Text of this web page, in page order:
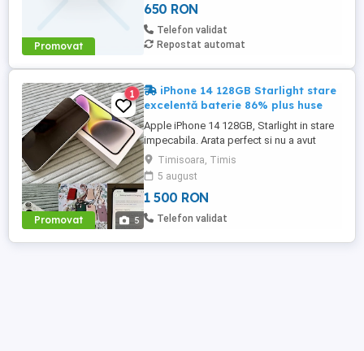
Promovat
650 RON
Telefon validat
Repostat automat
Promovat 5
1
iPhone 14 128GB Starlight stare
excelentă baterie 86% plus huse
Apple iPhone 14 128GB, Starlight in stare
impecabila. Arata perfect si nu a avut
niciodată probleme. Vine cu cutie si cablu
de încărcare precum si 6 huse de
protecție, doua din ele Styleash Munich cu
șnur. 1400 fără huse 1500 cu huse. Nu ma
il dau mai ieftin pentru ca iau de la Flip
Timisoara, Timis
5 august
1 500 RON
Telefon validat